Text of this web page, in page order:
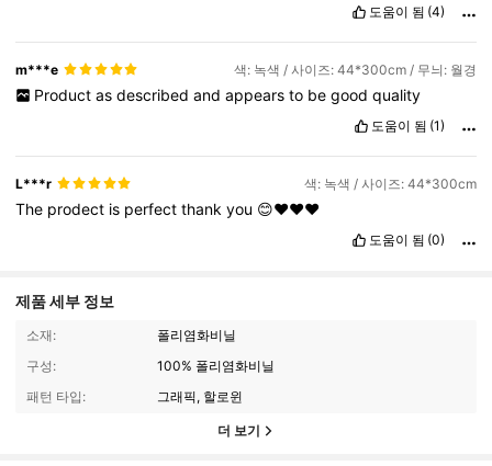
도움이 됨 (4)
m***e 색: 녹색 / 사이즈: 44*300cm / 무늬: 월경
Product as described and appears to be good quality
도움이 됨 (1)
L***r 색: 녹색 / 사이즈: 44*300cm
The prodect is perfectthankyou 😊❤️❤️❤️
도움이 됨 (0)
제품 세부 정보
소재:
폴리염화비닐
구성:
100% 폴리염화비닐
패턴 타입:
그래픽, 할로윈
더 보기
1.3K 팔로워